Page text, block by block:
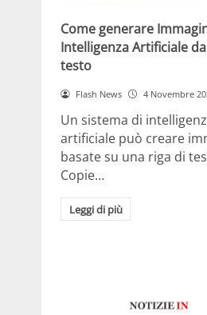
Come generare
Intelligenza Artificiale
testo
Flash News 4 Novembre
Un sistema di
artificiale può creare
basate su una riga di
Copie…
Leggi di più